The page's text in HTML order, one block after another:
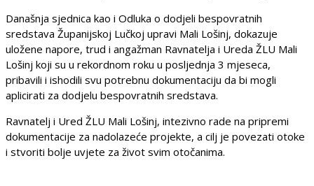
Današnja sjednica kao i Odluka o dodjeli bespovratnih
sredstava Županijskoj Lučkoj upravi Mali Lošinj, dokazuje
uložene napore, trud i angažman Ravnatelja i Ureda ŽLU Mali
Lošinj koji su u rekordnom roku u posljednja 3 mjeseca,
pribavili i ishodili svu potrebnu dokumentaciju da bi mogli
aplicirati za dodjelu bespovratnih sredstava.
Ravnatelj i Ured ŽLU Mali Lošinj, intezivno rade na pripremi
dokumentacije za nadolazeće projekte, a cilj je povezati otoke
i stvoriti bolje uvjete za život svim otočanima.